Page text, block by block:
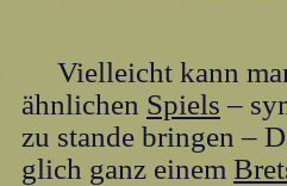
Vielleicht kann
ähnlichen Spiels –
zu stande bringen –
glich ganz einem